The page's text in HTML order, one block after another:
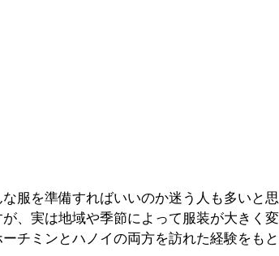
服を準備すればいいのか迷う人も多いと
、実は地域や季節によって服装が大きく変
チミンとハノイの両方を訪れた経験をも